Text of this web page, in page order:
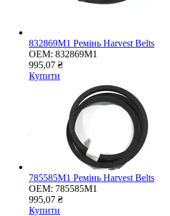
832869M1 Ремінь Harvest Belts
OEM: 832869M1
995,07 ₴
Купити
785585M1 Ремінь Harvest Belts
OEM: 785585M1
995,07 ₴
Купити